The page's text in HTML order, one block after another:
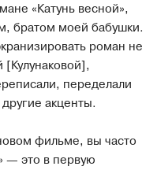
«Катунь весной»,
братом моей бабушки.
роман не
переделали
акценты.
фильме, вы часто
— это в первую